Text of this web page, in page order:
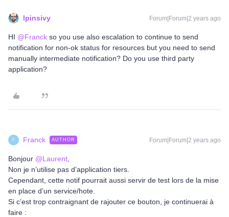
lpinsivy Forum|Forum|2 years ago
HI @Franck so you use also escalation to continue to send
notification for non-ok status for resources but you need to send
manually intermediate notification? Do you use third party
application?
F Franck AUTHOR Forum|Forum|2 years ago
Bonjour @Laurent
Non je n’utilise pas d’application tiers.
Cependant, cette notif pourrait aussi servir de test lors de la mise
en place d’un service/hote.
Si c’est trop contraignant de rajouter ce bouton, je continuerai à
faire :